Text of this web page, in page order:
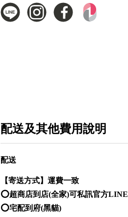
配送及其他費用說明
配送
【寄送方式】運費一致
⭕️超商店到店(全家)可私訊官方LINE
⭕️宅配到府(黑貓)